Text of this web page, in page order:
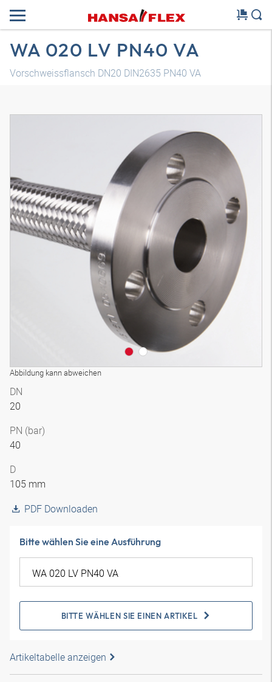
WA 020 LV PN40 VA
Vorschweissflansch DN20 DIN2635 PN40 VA
Abbildung kann abweichen
DN
20
PN (bar)
40
D
105 mm
PDF Downloaden
Bitte wählen Sie eine Ausführung
BITTE WÄHLEN SIE EINEN ARTIKEL
Artikeltabelle anzeigen